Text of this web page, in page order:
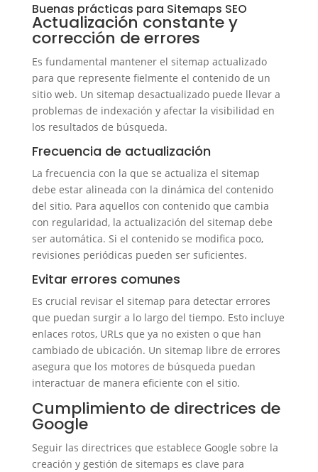
Buenas prácticas para Sitemaps SEO
Actualización constante y
corrección de errores
Es fundamental mantener el sitemap actualizado
para que represente fielmente el contenido de un
sitio web. Un sitemap desactualizado puede llevar a
problemas de indexación y afectar la visibilidad en
los resultados de búsqueda.
Frecuencia de actualización
La frecuencia con la que se actualiza el sitemap
debe estar alineada con la dinámica del contenido
del sitio. Para aquellos con contenido que cambia
con regularidad, la actualización del sitemap debe
ser automática. Si el contenido se modifica poco,
revisiones periódicas pueden ser suficientes.
Evitar errores comunes
Es crucial revisar el sitemap para detectar errores
que puedan surgir a lo largo del tiempo. Esto incluye
enlaces rotos, URLs que ya no existen o que han
cambiado de ubicación. Un sitemap libre de errores
asegura que los motores de búsqueda puedan
interactuar de manera eficiente con el sitio.
Cumplimiento de directrices de
Google
Seguir las directrices que establece Google sobre la
creación y gestión de sitemaps es clave para